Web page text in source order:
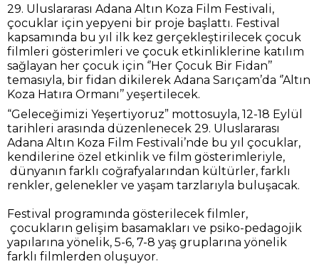
29. Uluslararası Adana Altın Koza Film Festivali,
çocuklar için yepyeni bir proje başlattı. Festival
kapsamında bu yıl ilk kez gerçekleştirilecek çocuk
filmleri gösterimleri ve çocuk etkinliklerine katılım
sağlayan her çocuk için ‘’Her Çocuk Bir Fidan’’
temasıyla, bir fidan dikilerek Adana Sarıçam’da ‘’Altın
Koza Hatıra Ormanı’’ yeşertilecek.
“Geleceğimizi Yeşertiyoruz” mottosuyla, 12-18 Eylül
tarihleri arasında düzenlenecek 29. Uluslararası
Adana Altın Koza Film Festivali’nde bu yıl çocuklar,
kendilerine özel etkinlik ve film gösterimleriyle,
dünyanın farklı coğrafyalarından kültürler, farklı
renkler, gelenekler ve yaşam tarzlarıyla buluşacak.
Festival programında gösterilecek filmler,
çocukların gelişim basamakları ve psiko-pedagojik
yapılarına yönelik, 5-6, 7-8 yaş gruplarına yönelik
farklı filmlerden oluşuyor.